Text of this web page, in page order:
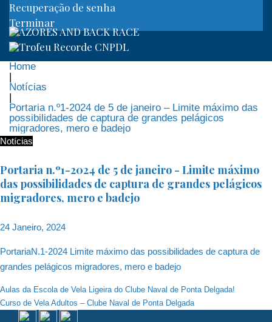
Recuperação de senha
Terminar
Home
|
Notícias
|
Portaria n.º1-2024 de 5 de janeiro – Limite máximo das
possibilidades de captura de grandes pelágicos
migradores, mero e badejo
Notícias
Portaria n.º1-2024 de 5 de janeiro - Limite máximo
das possibilidades de captura de grandes pelágicos
migradores, mero e badejo
24 Janeiro, 2024
PortariaN.1-2024 Limite máximo das possibilidades de captura de
grandes pelágicos migradores, mero e badejo
Navegação
de
Aulas da Escola de Vela Ligeira do Clube Naval de Ponta Delgada!
Curso de Vela Adultos – Clube Naval de Ponta Delgada